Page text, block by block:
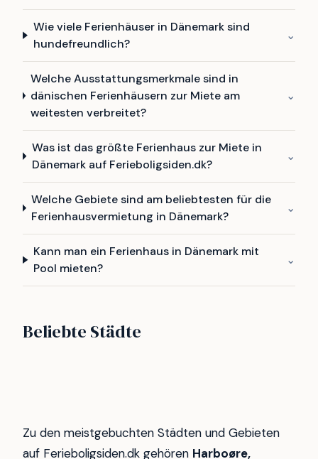
Wie viele Ferienhäuser in Dänemark sind
hundefreundlich?
⌄
Welche Ausstattungsmerkmale sind in
dänischen Ferienhäusern zur Miete am
weitesten verbreitet?
⌄
Was ist das größte Ferienhaus zur Miete in
Dänemark auf Ferieboligsiden.dk?
⌄
Welche Gebiete sind am beliebtesten für die
Ferienhausvermietung in Dänemark?
⌄
Kann man ein Ferienhaus in Dänemark mit
Pool mieten?
⌄
Beliebte Städte
249
Gjellerodde
Zu den meistgebuchten Städten und Gebieten
auf Ferieboligsiden.dk gehören Harboøre,